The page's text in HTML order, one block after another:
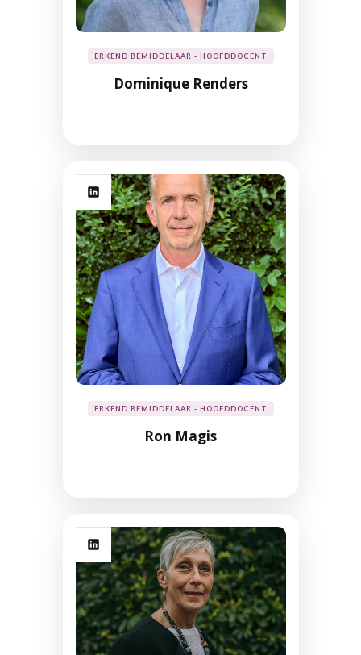
ERKEND BEMIDDELAAR - HOOFDDOCENT
Dominique Renders
ERKEND BEMIDDELAAR - HOOFDDOCENT
Ron Magis